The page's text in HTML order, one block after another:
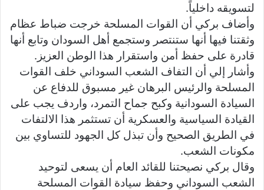
لتسويقه داخلياً.
وأضاف بركي أن القوات المسلحة خرجت ضباط عظام
وثقتنا فيها أنها ستنتصر وستجمع أهل السودان وتابع أنها
قادرة على حفظ أمن واستقرار هذا الوطن العزيز.
وأشار إلي أن التفاف الشعب السوداني خلف القوات
المسلحة والرئيس البرهان غير مسبوق للدفاع عن
السيادة السودانية وكبح جماح التمرد، واردف يجب على
القيادة السياسية والعسكرية أن تستثمر هذا الالتفات
في الطريق الصحيح وأن تبذل كل الجهود للتساوي بين
مكونات الشعب.
وقال بركي نصيحتنا للقائد العام أن يسعى لتوحيد
الشعب السوداني وحفظ سيادة القوات المسلحة